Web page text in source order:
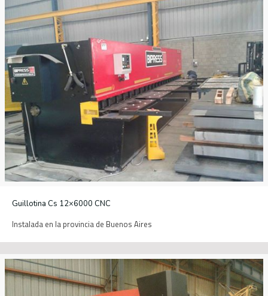
Guillotina Cs 12×6000 CNC
Instalada en la provincia de Buenos Aires